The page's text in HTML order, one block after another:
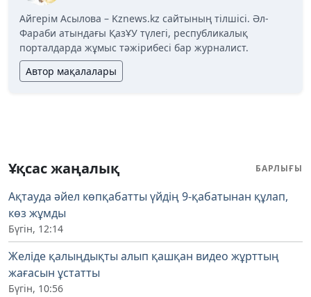
Айгерім Асылова – Kznews.kz сайтының тілшісі. Әл-
Фараби атындағы ҚазҰУ түлегі, республикалық
порталдарда жұмыс тәжірибесі бар журналист.
Автор мақалалары
Ұқсас жаңалық БАРЛЫҒЫ
Ақтауда әйел көпқабатты үйдің 9-қабатынан құлап,
көз жұмды
Бүгін, 12:14
Желіде қалыңдықты алып қашқан видео жұрттың
жағасын ұстатты
Бүгін, 10:56